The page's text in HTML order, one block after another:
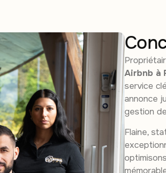
Airbnb à
service
annonce
gestion
Flaine,